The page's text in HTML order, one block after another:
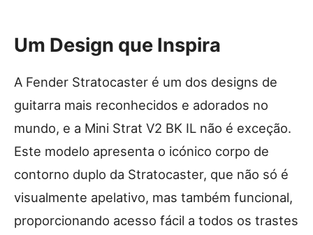
Um Design que Inspira
A Fender Stratocaster é um dos designs de
guitarra mais reconhecidos e adorados no
mundo, e a Mini Strat V2 BK IL não é exceção.
Este modelo apresenta o icónico corpo de
contorno duplo da Stratocaster, que não só é
visualmente apelativo, mas também funcional,
proporcionando acesso fácil a todos os trastes